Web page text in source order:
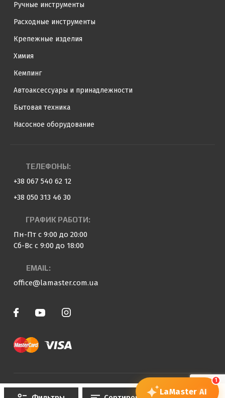
© 2023 — 2026 «LaMaster»
Ручные инструменты
Расходные инструменты
Крепежные изделия
Химия
Кемпинг
Автоаксессуары и принадлежности
Бытовая техника
Насосное оборудование
ТЕЛЕФОНЫ:
+38 067 540 62 12
+38 050 313 46 30
ГРАФИК РАБОТИ:
Пн-Пт с 9:00 до 20:00
Сб-Вс с 9:00 до 18:00
EMAIL:
office@lamaster.com.ua
1
LaMaster AI